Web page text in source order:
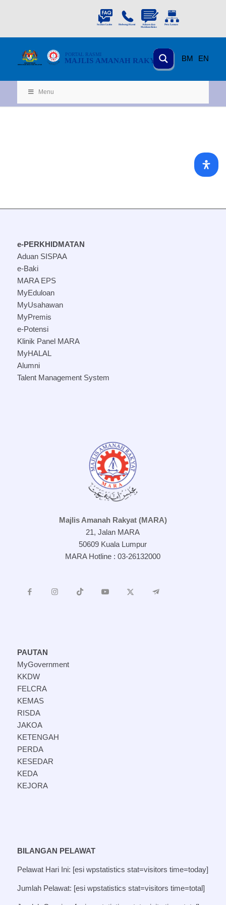
BM EN
MAJLIS AMANAH RAKYAT
PORTAL RASMI
KEMENTERIAN
KEMAJUAN DESA DAN WILA YAH
Menu
e-PERKHIDMATAN
Aduan SISPAA
e-Baki
MARA EPS
MyEduloan
MyUsahawan
MyPremis
e-Potensi
Klinik Panel MARA
MyHALAL
Alumni
Talent Management System
Majlis Amanah Rakyat (MARA)
21, Jalan MARA
50609 Kuala Lumpur
MARA Hotline : 03-26132000
PAUTAN
MyGovernment
KKDW
FELCRA
KEMAS
RISDA
JAKOA
KETENGAH
PERDA
KESEDAR
KEDA
KEJORA
BILANGAN PELAWAT
Pelawat Hari Ini: [esi wpstatistics stat=visitors time=today]
Jumlah Pelawat: [esi wpstatistics stat=visitors time=total]